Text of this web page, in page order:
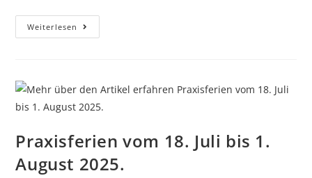
Weiterlesen
Praxisferien vom 18. Juli bis 1.
August 2025.